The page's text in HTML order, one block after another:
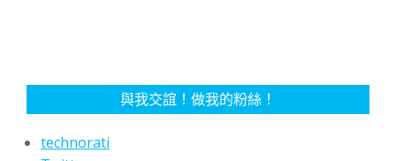
與我交誼！做我的粉絲！
technorati